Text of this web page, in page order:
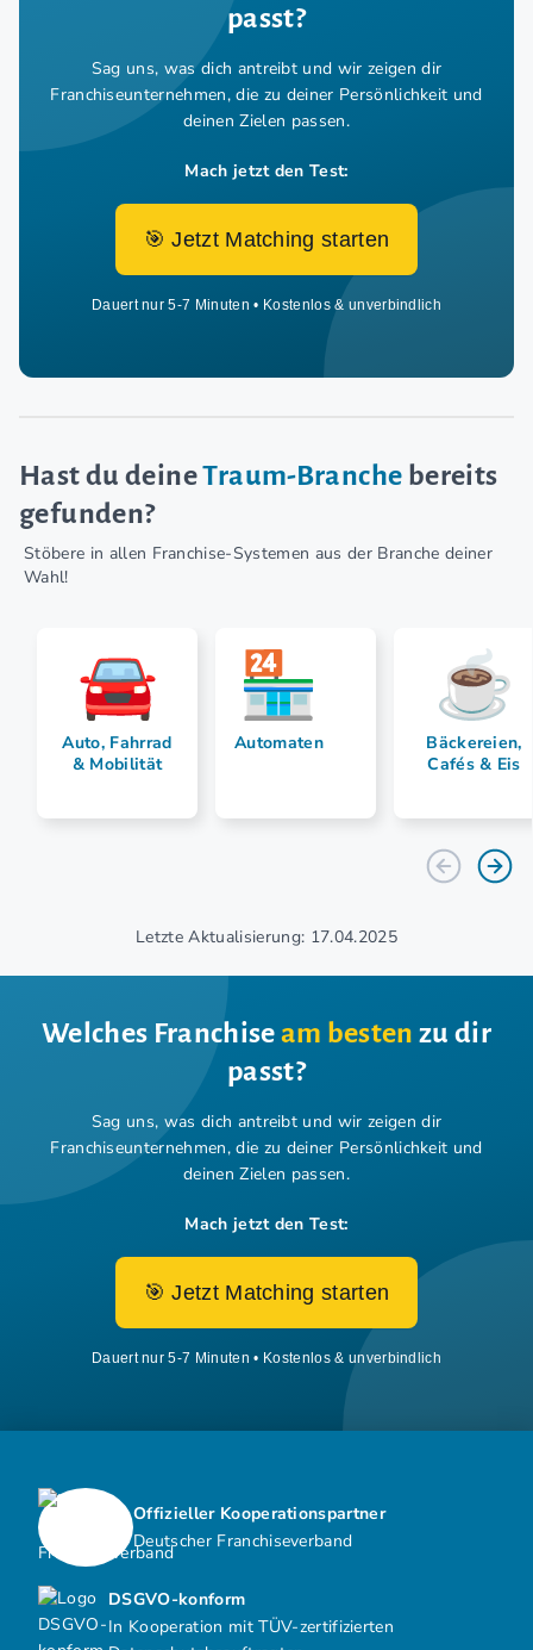
passt?
Sag uns, was dich antreibt und wir zeigen dir
Franchiseunternehmen, die zu deiner Persönlichkeit und
deinen Zielen passen.
Mach jetzt den Test:
🎯 Jetzt Matching starten
Dauert nur 5-7 Minuten • Kostenlos & unverbindlich
Hast du deineTraum-Branche bereits
gefunden?
Stöbere in allen Franchise-Systemen aus der Branche deiner
Wahl!
Auto, Fahrrad
& Mobilität
Automaten
Bäckereien,
Cafés & Eis
Letzte Aktualisierung: 17.04.2025
Welches Franchiseam besten zu dir
passt?
Sag uns, was dich antreibt und wir zeigen dir
Franchiseunternehmen, die zu deiner Persönlichkeit und
deinen Zielen passen.
Mach jetzt den Test:
🎯 Jetzt Matching starten
Dauert nur 5-7 Minuten • Kostenlos & unverbindlich
DSGVO-konform
In Kooperation mit TÜV-zertifizierten
Offizieller Kooperationspartner
Deutscher Franchiseverband